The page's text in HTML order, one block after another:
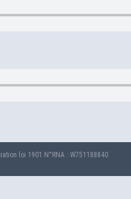
loi 1901 N°RNA : W751188840